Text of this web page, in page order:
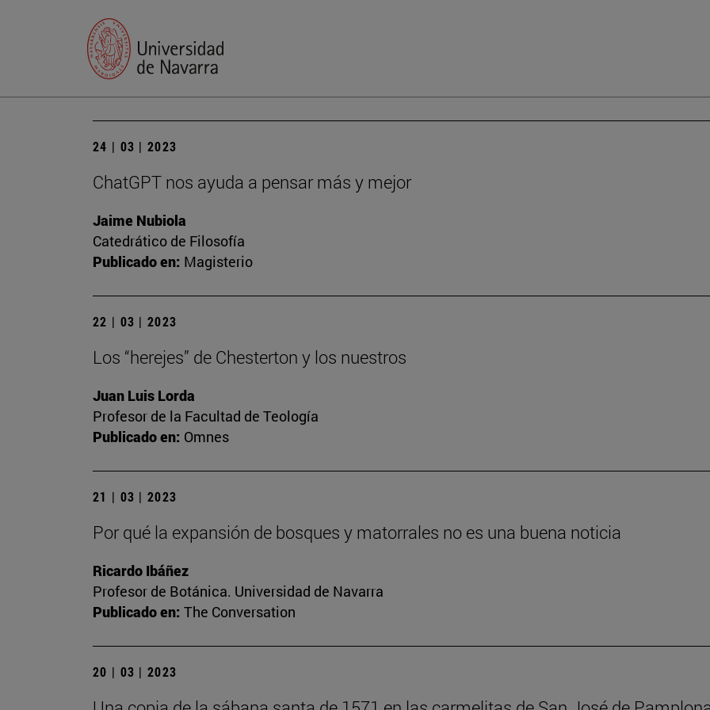
24 | 03 | 2023
ChatGPT nos ayuda a pensar más y mejor
Jaime Nubiola
Catedrático de Filosofía
Publicado en: Magisterio
22 | 03 | 2023
Los “herejes” de Chesterton y los nuestros
Juan Luis Lorda
Profesor de la Facultad de Teología
Publicado en: Omnes
21 | 03 | 2023
Por qué la expansión de bosques y matorrales no es una buena noticia
Ricardo Ibáñez
Profesor de Botánica. Universidad de Navarra
Publicado en: The Conversation
20 | 03 | 2023